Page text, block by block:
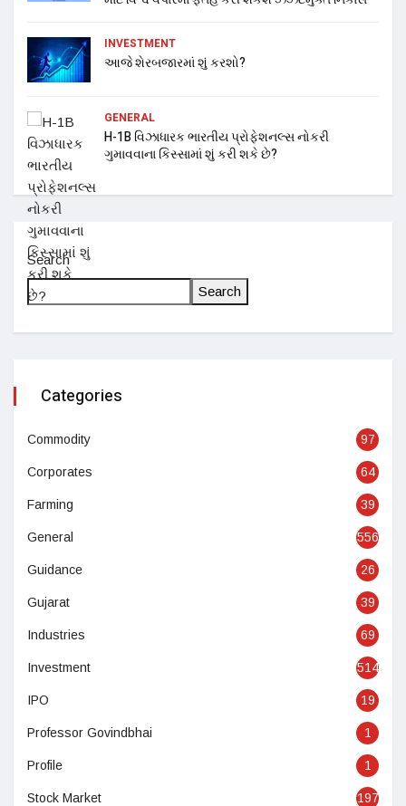
INVESTMENT
આજે શેરબજારમાં શું કરશો?
GENERAL
H-1B વિઝાધારક ભારતીય પ્રોફેશનલ્સ નોકરી
ગુમાવવાના કિસ્સામાં શું કરી શકે છે?
Search
Search
Categories
Commodity 97
Corporates 64
Farming 39
General 556
Guidance 26
Gujarat 39
Industries 69
Investment 514
IPO 19
Professor Govindbhai 1
Profile 1
Stock Market 197